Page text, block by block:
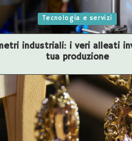
Tecnologia e servizi
industriali: i veri alleati
tua produzione